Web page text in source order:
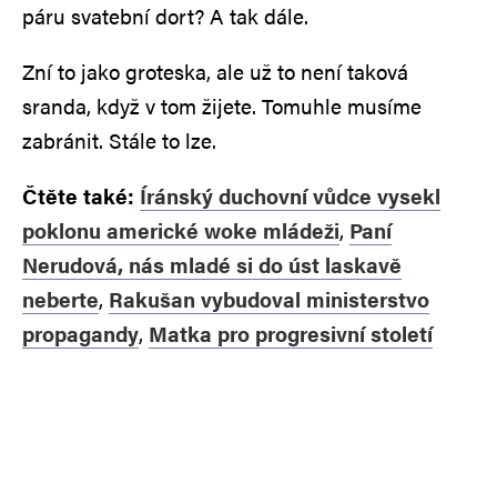
páru svatební dort? A tak dále.
Zní to jako groteska, ale už to není taková
sranda, když v tom žijete. Tomuhle musíme
zabránit. Stále to lze.
Čtěte také: Íránský duchovní vůdce vysekl
poklonu americké woke mládeži, Paní
Nerudová, nás mladé si do úst laskavě
neberte, Rakušan vybudoval ministerstvo
propagandy, Matka pro progresivní století